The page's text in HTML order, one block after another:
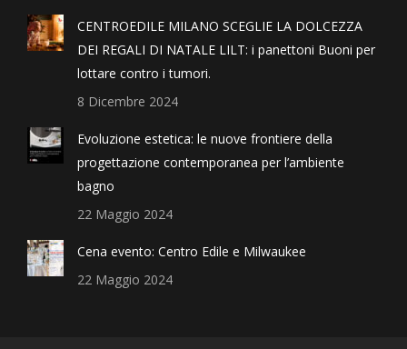
CENTROEDILE MILANO SCEGLIE LA DOLCEZZA
DEI REGALI DI NATALE LILT: i panettoni Buoni per
lottare contro i tumori.
8 Dicembre 2024
Evoluzione estetica: le nuove frontiere della
progettazione contemporanea per l’ambiente
bagno
22 Maggio 2024
Cena evento: Centro Edile e Milwaukee
22 Maggio 2024